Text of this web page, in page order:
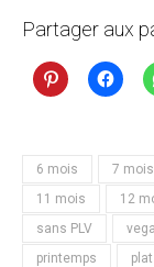
Partager aux
6 mois 7 mois
11 mois
12
sans PLV
printemps